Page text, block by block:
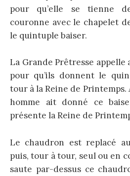
pour qu’elle se tienne
couronne avec le chapelet
le quintuple baiser.
La Grande Prêtresse appelle
pour qu’ils donnent le
tour à la Reine de
homme ait donné ce
présente la Reine de
Le chaudron est replacé
puis, tour à tour, seul ou en
saute par-dessus ce